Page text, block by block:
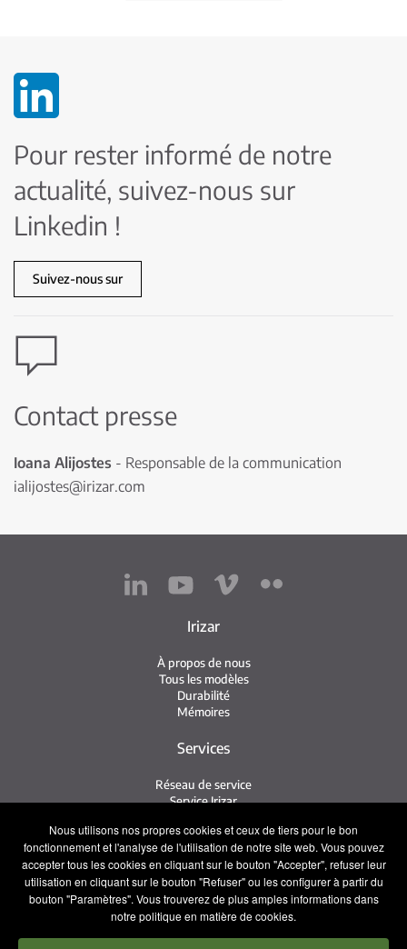
Nous utilisons nos propres cookies et ceux de tiers pour le bon
fonctionnement et l'analyse de l'utilisation de notre site web. Vous pouvez
accepter tous les cookies en cliquant sur le bouton "Accepter", refuser leur
utilisation en cliquant sur le bouton "Refuser" ou les configurer à partir du
bouton "Paramètres". Vous trouverez de plus amples informations dans
notre politique en matière de cookies.
Pour rester informé de notre
actualité, suivez-nous sur
Linkedin !
Suivez-nous sur
Contact presse
Ioana Alijostes - Responsable de la communication
ialijostes@irizar.com
Irizar
À propos de nous
Tous les modèles
Durabilité
Mémoires
Services
Réseau de service
Service Irizar
Usés
Contact
Contact
Service après-vente et pièces de rechange
Équipe commerciale